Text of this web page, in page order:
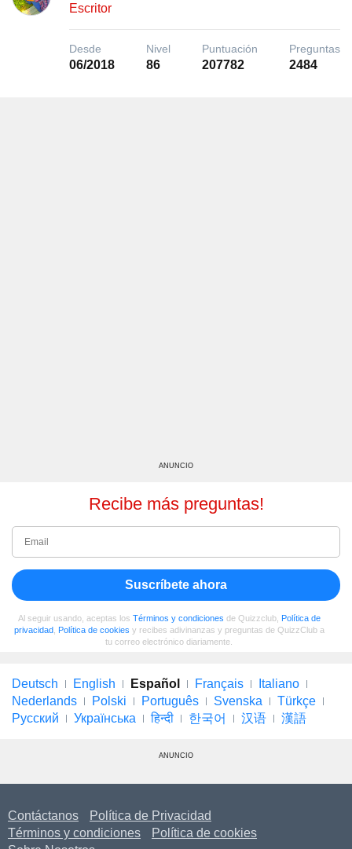
Escritor
Desde
06/2018
Nivel
86
Puntuación
207782
Preguntas
2484
ANUNCIO
Recibe más preguntas!
Suscríbete ahora
Al seguir usando, aceptas los Términos y condiciones de Quizzclub, Política de
privacidad, Política de cookies y recibes adivinanzas y preguntas de QuizzClub a
tu correo electrónico diariamente.
Deutsch English Español Français
Italiano
Nederlands
Polski Português Svenska
Türkçe
Русский
Українська हिन्दी 한국어 汉语 漢語
ANUNCIO
Contáctanos
Política de Privacidad
Términos y condiciones
Política de cookies